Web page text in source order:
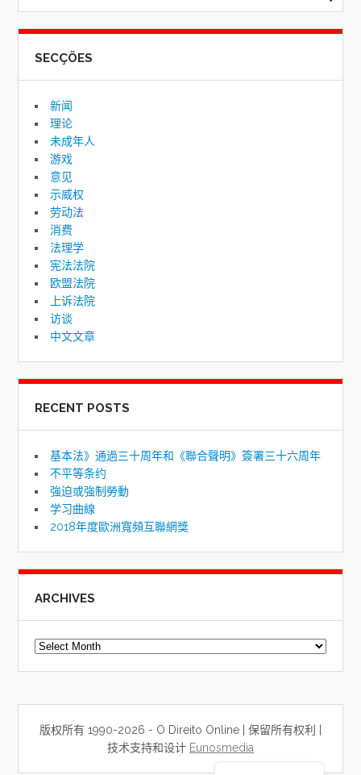
SECÇÕES
新闻
理论
未成年人
游戏
意见
示威权
劳动法
消费
法理学
宪法法院
欧盟法院
上诉法院
访谈
中文文章
RECENT POSTS
基本法》通過三十周年和《聯合聲明》簽署三十六周年
不平等条约
強迫或強制勞動
学习曲線
2018年度歐洲寬頻互聯網獎
ARCHIVES
Archives
版权所有 1990-2026 - O Direito Online | 保留所有权利 |
技术支持和设计 Eunosmedia
Portuguese